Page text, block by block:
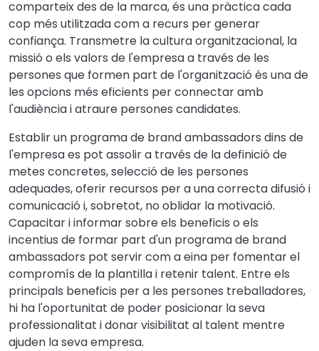
comparteix des de la marca, és una pràctica cada
cop més utilitzada com a recurs per generar
confiança. Transmetre la cultura organitzacional, la
missió o els valors de l'empresa a través de les
persones que formen part de l'organització és una de
les opcions més eficients per connectar amb
l'audiència i atraure persones candidates.
Establir un programa de brand ambassadors dins de
l'empresa es pot assolir a través de la definició de
metes concretes, selecció de les persones
adequades, oferir recursos per a una correcta difusió i
comunicació i, sobretot, no oblidar la motivació.
Capacitar i informar sobre els beneficis o els
incentius de formar part d'un programa de brand
ambassadors pot servir com a eina per fomentar el
compromís de la plantilla i retenir talent. Entre els
principals beneficis per a les persones treballadores,
hi ha l'oportunitat de poder posicionar la seva
professionalitat i donar visibilitat al talent mentre
ajuden la seva empresa.